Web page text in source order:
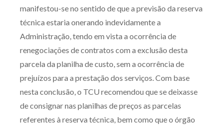
manifestou-se no sentido de que a previsão da reserva
técnica estaria onerando indevidamente a
Administração, tendo em vista a ocorrência de
renegociações de contratos com a exclusão desta
parcela da planilha de custo, sem a ocorrência de
prejuízos para a prestação dos serviços. Com base
nesta conclusão, o TCU recomendou que se deixasse
de consignar nas planilhas de preços as parcelas
referentes à reserva técnica, bem como que o órgão